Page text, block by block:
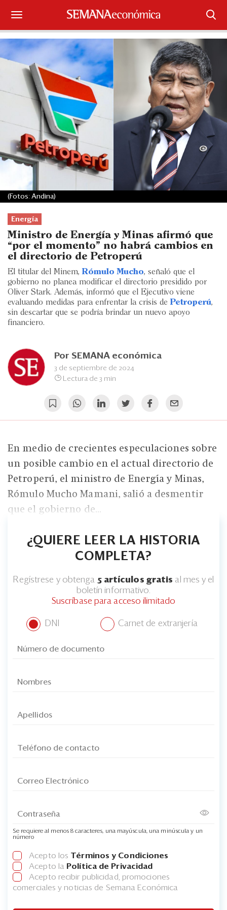
Suscríbase
Iniciar sesión
Portada
¿Qué está pasando?
Sectores y Empresas
Management
Economía y Finanzas
Legal y Política
Eventos
Blogs
Ranking CEO
Edición Impresa
Energía
Ministro de Energía y Minas afirmó que
“por el momento” no habrá cambios en
el directorio de Petroperú
El titular del Minem, Rómulo Mucho, señaló que el
gobierno no planea modificar el directorio presidido por
Oliver Stark. Además, informó que el Ejecutivo viene
evaluando medidas para enfrentar la crisis de Petroperú,
sin descartar que se podría brindar un nuevo apoyo
financiero.
Por SEMANA económica
3 de septiembre de 2024
Lectura de 3 min
(Fotos: Andina)
En medio de crecientes especulaciones sobre
un posible cambio en el actual directorio de
Petroperú, el ministro de Energía y Minas,
Rómulo Mucho Mamani, salió a desmentir
que el gobierno de...
¿QUIERE LEER LA HISTORIA
COMPLETA?
Regístrese y obtenga 5 artículos gratis al mes y el
boletín informativo.
Suscríbase para acceso ilimitado
DNI Carnet de extranjería
Se requiere al menos 8 caracteres, una mayúscula, una minúscula y un
número
Acepto los Términos y Condiciones
Acepto la Política de Privacidad
Acepto recibir publicidad, promociones
comerciales y noticias de Semana Económica